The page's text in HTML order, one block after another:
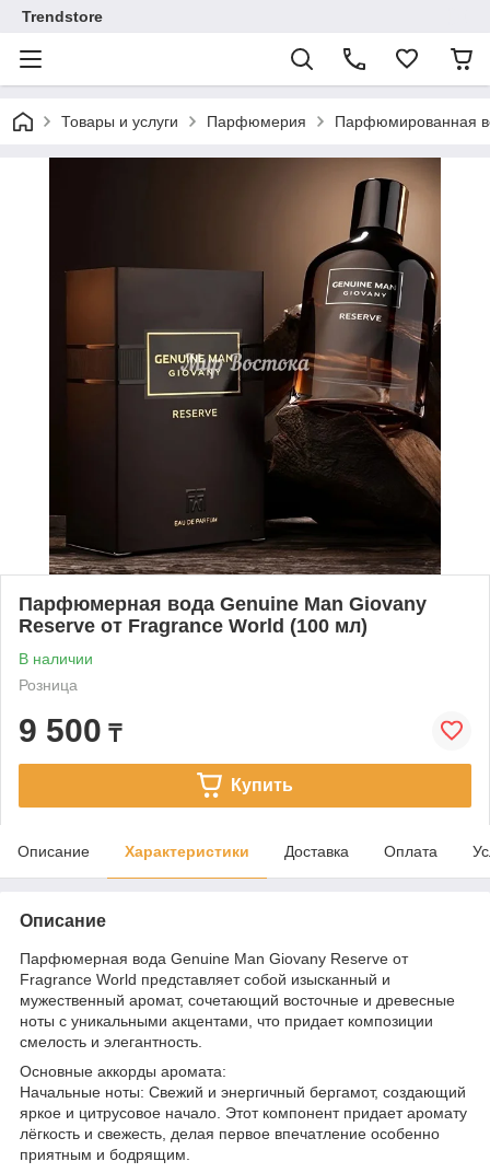
Trendstore
Товары и услуги Парфюмерия Парфюмированная
Парфюмерная вода Genuine Man Giovany
Reserve от Fragrance World (100 мл)
В наличии
Розница
9 500 ₸
Купить
Описание Характеристики Доставка Оплата
Описание
Парфюмерная вода Genuine Man Giovany Reserve от
Fragrance World представляет собой изысканный и
мужественный аромат, сочетающий восточные и древесные
ноты с уникальными акцентами, что придает композиции
смелость и элегантность.
Основные аккорды аромата:
Начальные ноты: Свежий и энергичный бергамот, создающий
яркое и цитрусовое начало. Этот компонент придает аромату
лёгкость и свежесть, делая первое впечатление особенно
приятным и бодрящим.